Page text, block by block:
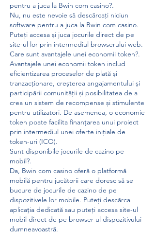
pentru a juca la Bwin com casino?.
Nu, nu este nevoie să descărcați niciun
software pentru a juca la Bwin com casino.
Puteți accesa și juca jocurile direct de pe
site-ul lor prin intermediul browserului web.
Care sunt avantajele unei economii token?.
Avantajele unei economii token includ
eficientizarea proceselor de plată și
tranzacționare, creșterea angajamentului și
participării comunității și posibilitatea de a
crea un sistem de recompense și stimulente
pentru utilizatori. De asemenea, o economie
token poate facilita finanțarea unui proiect
prin intermediul unei oferte inițiale de
token-uri (ICO).
Sunt disponibile jocurile de cazino pe
mobil?.
Da, Bwin com casino oferă o platformă
mobilă pentru jucătorii care doresc să se
bucure de jocurile de cazino de pe
dispozitivele lor mobile. Puteți descărca
aplicația dedicată sau puteți accesa site-ul
mobil direct de pe browser-ul dispozitivului
dumneavoastră.